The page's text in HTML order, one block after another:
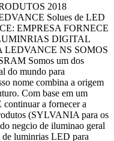
2018
Solues de LED
EMPRESA FORNECE
DIGITAL
LEDVANCE NS SOMOS
Somos um dos
do mundo para
nome combina a origem
Com base em um
a fornecer a
(SYLVANIA para os
negcio de iluminao geral
luminrias LED para